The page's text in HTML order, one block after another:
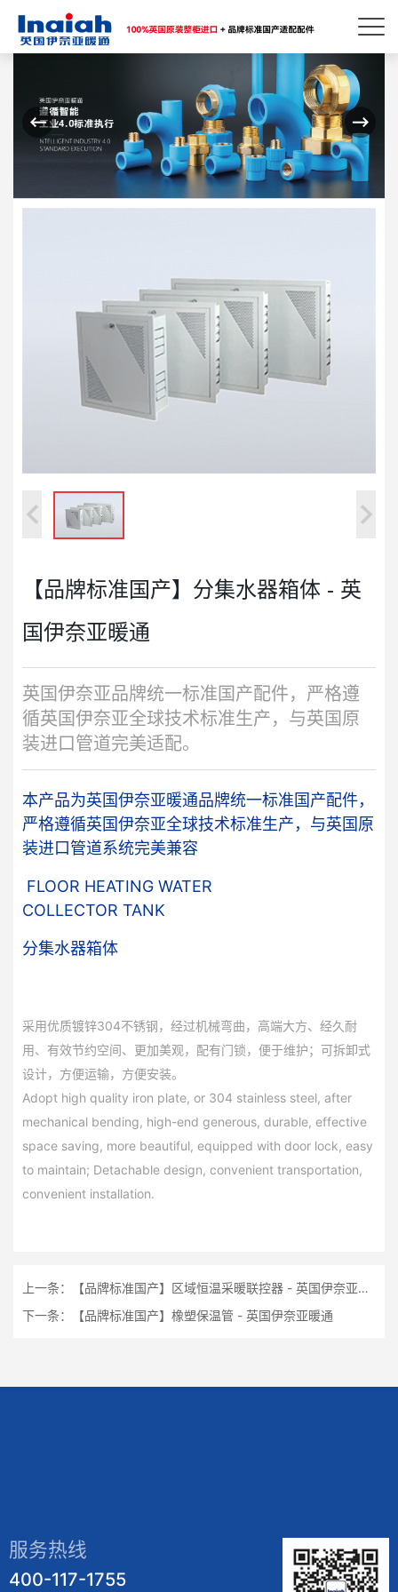
【品牌标准国产】分集水器箱体 - 英
国伊奈亚暖通
英国伊奈亚品牌统一标准国产配件，严格遵
循英国伊奈亚全球技术标准生产，与英国原
装进口管道完美适配。
本产品为英国伊奈亚暖通品牌统一标准国产配件，
严格遵循英国伊奈亚全球技术标准生产，与英国原
装进口管道系统完美兼容
FLOOR HEATING WATER
COLLECTOR TANK
分集水器箱体
采用优质镀锌304不锈钢，经过机械弯曲，高端大方、经久耐
用、有效节约空间、更加美观，配有门锁，便于维护；可拆卸式
设计，方便运输，方便安装。
Adopt high quality iron plate, or 304 stainless steel, after
mechanical bending, high-end generous, durable, effective
space saving, more beautiful, equipped with door lock, easy
to maintain; Detachable design, convenient transportation,
convenient installation.
上一条：
【品牌标准国产】区域恒温采暖联控器 - 英国伊奈亚暖通
下一条：
【品牌标准国产】橡塑保温管 - 英国伊奈亚暖通
服务热线
400-117-1755
微信号：
点击复制微信号